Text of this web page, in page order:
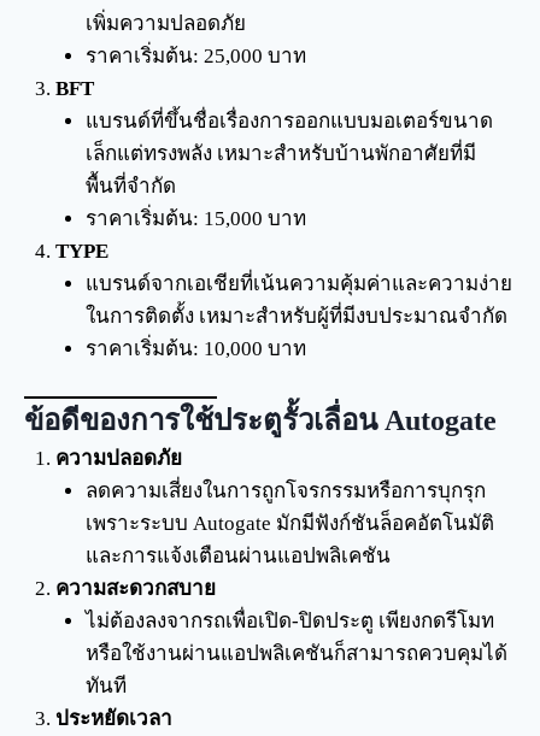
เพิ่มความปลอดภัย
ราคาเริ่มต้น: 25,000 บาท
BFT
แบรนด์ที่ขึ้นชื่อเรื่องการออกแบบมอเตอร์ขนาด
เล็กแต่ทรงพลัง เหมาะสำหรับบ้านพักอาศัยที่มี
พื้นที่จำกัด
ราคาเริ่มต้น: 15,000 บาท
TYPE
แบรนด์จากเอเชียที่เน้นความคุ้มค่าและความง่าย
ในการติดตั้ง เหมาะสำหรับผู้ที่มีงบประมาณจำกัด
ราคาเริ่มต้น: 10,000 บาท
ข้อดีของการใช้ประตูรั้วเลื่อน Autogate
ความปลอดภัย
ลดความเสี่ยงในการถูกโจรกรรมหรือการบุกรุก
เพราะระบบ Autogate มักมีฟังก์ชันล็อคอัตโนมัติ
และการแจ้งเตือนผ่านแอปพลิเคชัน
ความสะดวกสบาย
ไม่ต้องลงจากรถเพื่อเปิด-ปิดประตู เพียงกดรีโมท
หรือใช้งานผ่านแอปพลิเคชันก็สามารถควบคุมได้
ทันที
ประหยัดเวลา